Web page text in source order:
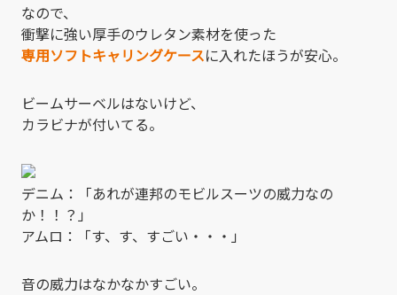
なので、
衝撃に強い厚手のウレタン素材を使った
専用ソフトキャリングケースに入れたほうが安心。
ビームサーベルはないけど、
カラビナが付いてる。
デニム：「あれが連邦のモビルスーツの威力なの
か！！？」
アムロ：「す、す、すごい・・・」
音の威力はなかなかすごい。